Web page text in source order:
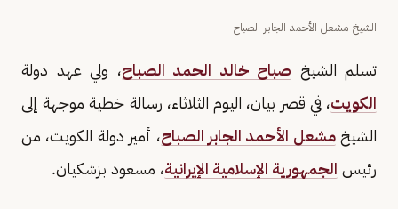
الشيخ مشعل الأحمد الجابر الصباح
تسلم الشيخ صباح خالد الحمد الصباح، ولي عهد دولة
الكويت، في قصر بيان، اليوم الثلاثاء، رسالة خطية موجهة إلى
الشيخمشعل الأحمد الجابر الصباح، أمير دولة الكويت، من
رئيس الجمهورية الإسلامية الإيرانية، مسعود بزشكيان.